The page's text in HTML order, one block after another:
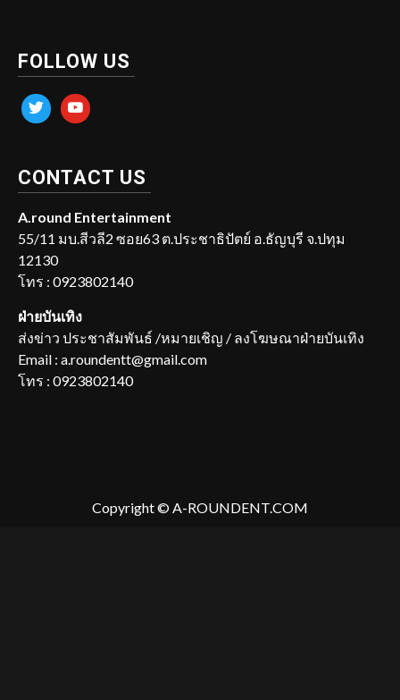
FOLLOW US
twitter youtube
CONTACT US
A.round Entertainment
55/11 มบ.สีวลี2 ซอย63 ต.ประชาธิปัตย์ อ.ธัญบุรี จ.ปทุม
12130
โทร : 0923802140
ฝ่ายบันเทิง
ส่งข่าว ประชาสัมพันธ์ /หมายเชิญ / ลงโฆษณาฝ่ายบันเทิง
Email : a.roundentt@gmail.com
โทร : 0923802140
Copyright © A-ROUNDENT.COM